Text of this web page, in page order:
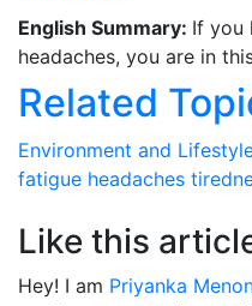
English Summary: If you
headaches, you are in
Related
Environment and
fatigue headaches
Like this
Hey! I am Priyanka